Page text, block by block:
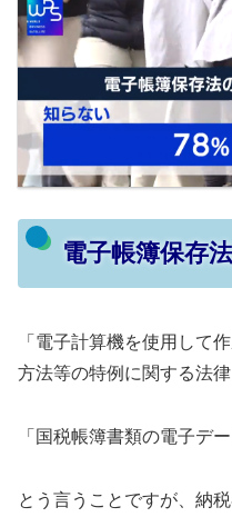
電子帳簿保存
「電子計算機を使用して
方法等の特例に関する法律
「国税帳簿書類の電子デ
とう言うことですが、納